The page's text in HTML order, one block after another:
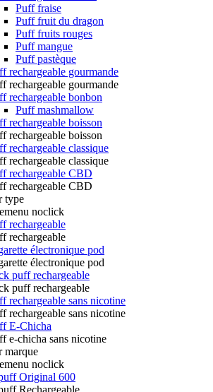
Puff fraise
Puff fruit du dragon
Puff fruits rouges
Puff mangue
Puff pastèque
rechargeable gourmande
rechargeable gourmande
rechargeable bonbon
Puff mashmallow
rechargeable boisson
rechargeable boisson
rechargeable classique
rechargeable classique
rechargeable CBD
rechargeable CBD
type
noclick
rechargeable
rechargeable
électronique pod
électronique pod
puff rechargeable
puff rechargeable
rechargeable sans nicotine
rechargeable sans nicotine
E-Chicha
e-chicha sans nicotine
marque
noclick
Original 600
Rechargeable